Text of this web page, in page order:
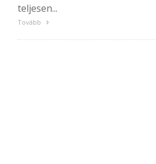
teljesen...
Tovább